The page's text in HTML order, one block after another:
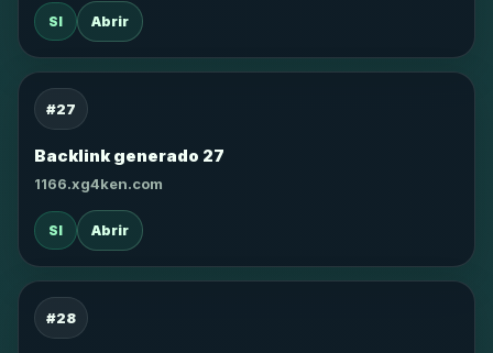
SI Abrir
#27
Backlink generado 27
1166.xg4ken.com
SI Abrir
#28